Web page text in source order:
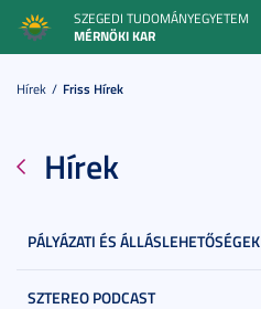
SZEGEDI TUDOMÁNYEGYETEM
MÉRNÖKI KAR
Hírek Friss Hírek
Hírek
PÁLYÁZATI ÉS ÁLLÁSLEHETŐSÉGEK
SZTEREO PODCAST